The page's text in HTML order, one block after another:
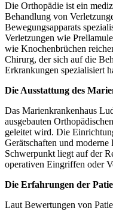
Die Orthopädie ist ein
Behandlung von
Bewegungsapparats
Verletzungen wie
wie Knochenbrüchen
Chirurg, der sich auf die
Erkrankungen spezialisiert
Die Ausstattung des
Das Marienkrankenhaus
ausgebauten
geleitet wird. Die
Gerätschaften und
Schwerpunkt liegt auf der
operativen Eingriffen oder
Die Erfahrungen der
Laut Bewertungen von